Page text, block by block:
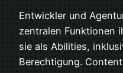
Entwickler und
zentralen Funktionen
sie als Abilities,
Berechtigung.